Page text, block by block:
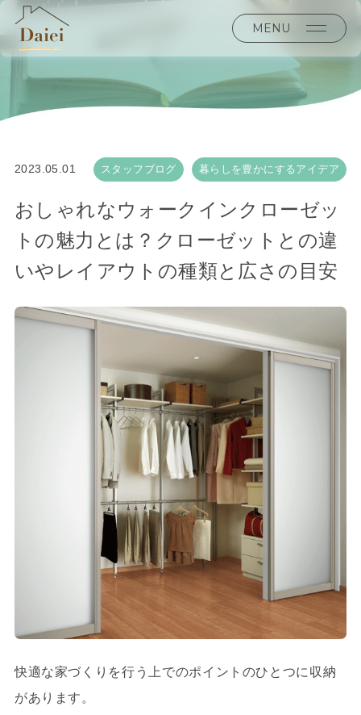
MENU
2023.05.01 スタッフブログ 暮らしを豊かにするアイデア
おしゃれなウォークインクローゼッ
トの魅力とは？クローゼットとの違
いやレイアウトの種類と広さの目安
快適な家づくりを行う上でのポイントのひとつに収納
があります。